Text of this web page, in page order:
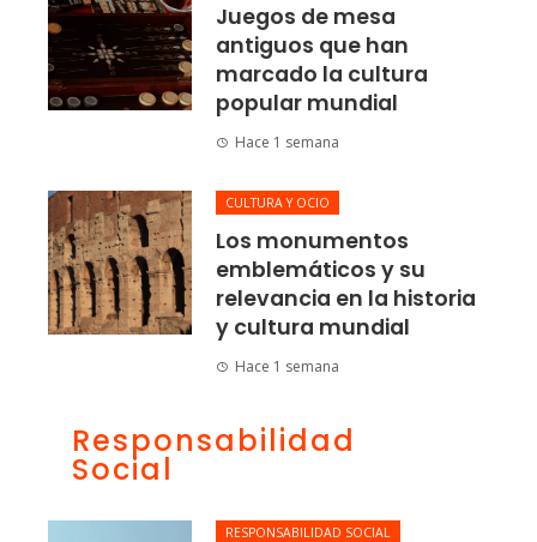
Juegos de mesa
antiguos que han
marcado la cultura
popular mundial
Hace 1 semana
CULTURA Y OCIO
Los monumentos
emblemáticos y su
relevancia en la historia
y cultura mundial
Hace 1 semana
Responsabilidad
Social
RESPONSABILIDAD SOCIAL